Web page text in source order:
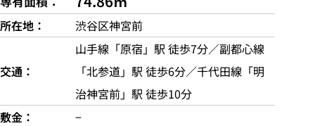
所在地 渋谷区神宮前
交通
山手線「原宿」駅 徒歩7分／副都心線
「北参道」駅 徒歩6分／千代田線「明
治神宮前」駅 徒歩10分
敷金
−